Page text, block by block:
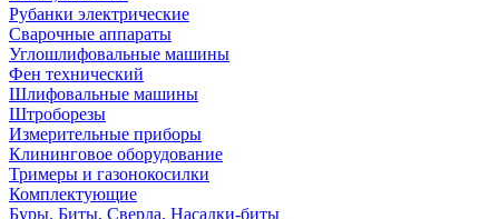
Рубанки электрические
Сварочные аппараты
Углошлифовальные машины
Фен технический
Шлифовальные машины
Штроборезы
Измерительные приборы
Клининговое оборудование
Тримеры и газонокосилки
Комплектующие
Буры, Биты, Сверла, Насадки-биты